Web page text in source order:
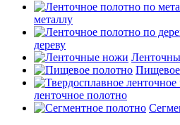
металлу
дереву
ленточное полотно